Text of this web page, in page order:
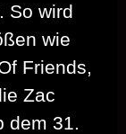
So wird
wie
Friends,
Zac
dem 31.